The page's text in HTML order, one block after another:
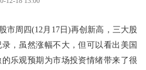
市周四(12月17日)再创新高，三大股
，虽然涨幅不大，但可以看出美国
乐观预期为市场投资情绪带来了很